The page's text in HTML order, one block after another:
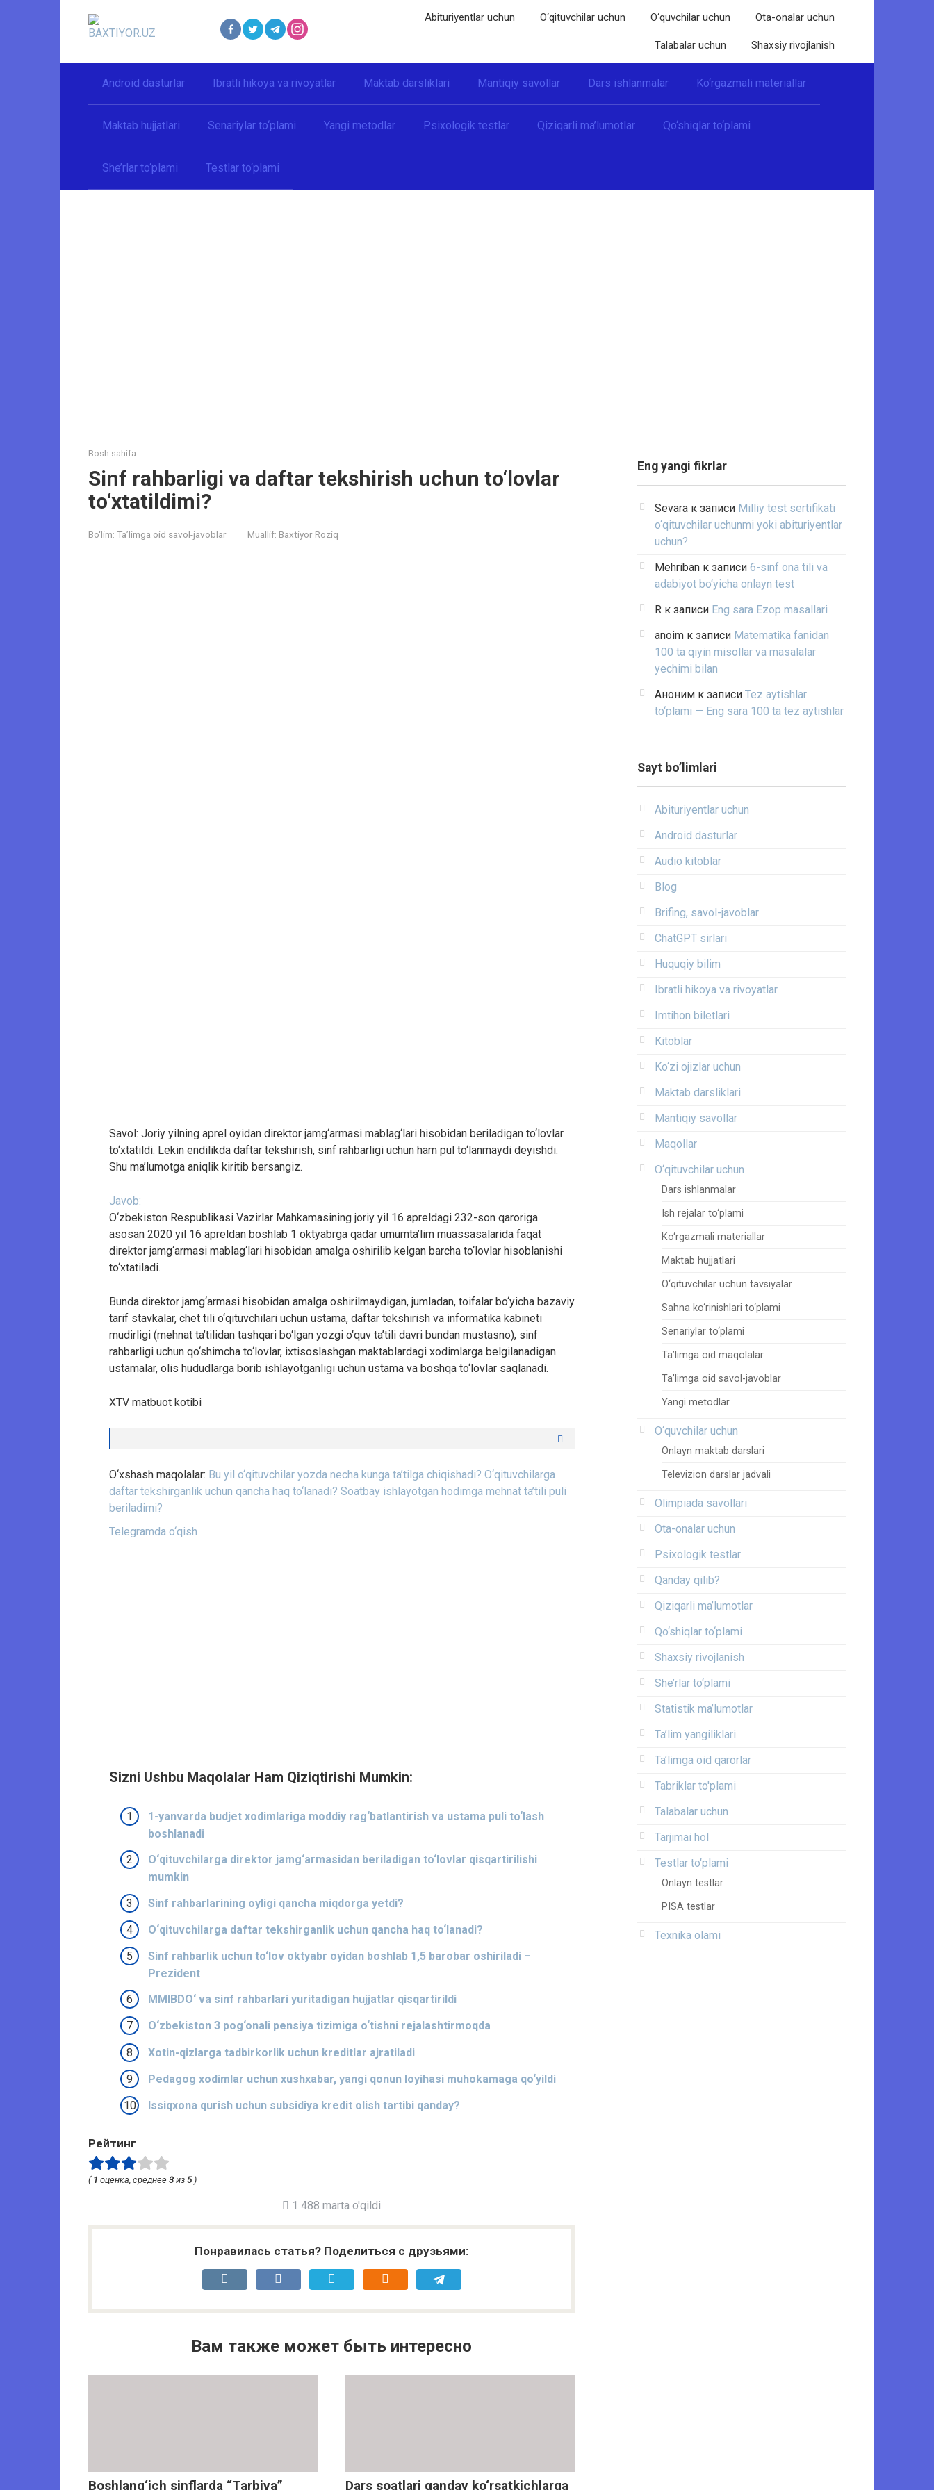
Abituriyentlar uchun O‘qituvchilar uchun O‘quvchilar uchun Ota-onalar uchun
Talabalar uchun Shaxsiy rivojlanish
Android dasturlar Ibratli hikoya va rivoyatlar Maktab darsliklari Mantiqiy savollar Dars ishlanmalar Ko‘rgazmali materiallar
Maktab hujjatlari Senariylar to‘plami Yangi metodlar Psixologik testlar Qiziqarli ma’lumotlar Qo‘shiqlar to‘plami
She’rlar to‘plami Testlar to‘plami
Bosh sahifa
Sinf rahbarligi va daftar tekshirish uchun to‘lovlar
to‘xtatildimi?
Bo‘lim: Ta’limga oid savol-javoblar Muallif: Baxtiyor Roziq
Savol: Joriy yilning aprel oyidan direktor jamg‘armasi mablag‘lari hisobidan beriladigan to‘lovlar
to‘xtatildi. Lekin endilikda daftar tekshirish, sinf rahbarligi uchun ham pul to‘lanmaydi deyishdi.
Shu ma’lumotga aniqlik kiritib bersangiz.
Javob:
O‘zbekiston Respublikasi Vazirlar Mahkamasining joriy yil 16 apreldagi 232-son qaroriga
asosan 2020 yil 16 apreldan boshlab 1 oktyabrga qadar umumta’lim muassasalarida faqat
direktor jamg‘armasi mablag‘lari hisobidan amalga oshirilib kelgan barcha to‘lovlar hisoblanishi
to‘xtatiladi.
Bunda direktor jamg‘armasi hisobidan amalga oshirilmaydigan, jumladan, toifalar bo‘yicha bazaviy
tarif stavkalar, chet tili o‘qituvchilari uchun ustama, daftar tekshirish va informatika kabineti
mudirligi (mehnat ta’tilidan tashqari bo‘lgan yozgi o‘quv ta’tili davri bundan mustasno), sinf
rahbarligi uchun qo‘shimcha to‘lovlar, ixtisoslashgan maktablardagi xodimlarga belgilanadigan
ustamalar, olis hududlarga borib ishlayotganligi uchun ustama va boshqa to‘lovlar saqlanadi.
XTV matbuot kotibi
O‘xshash maqolalar: Bu yil o‘qituvchilar yozda necha kunga ta’tilga chiqishadi? O‘qituvchilarga
daftar tekshirganlik uchun qancha haq to‘lanadi? Soatbay ishlayotgan hodimga mehnat ta’tili puli
beriladimi?
Telegramda o‘qish
Sizni Ushbu Maqolalar Ham Qiziqtirishi Mumkin:
1-yanvarda budjet xodimlariga moddiy rag‘batlantirish va ustama puli to‘lash
boshlanadi
O‘qituvchilarga direktor jamg‘armasidan beriladigan to‘lovlar qisqartirilishi
mumkin
Sinf rahbarlarining oyligi qancha miqdorga yetdi?
O‘qituvchilarga daftar tekshirganlik uchun qancha haq to‘lanadi?
Sinf rahbarlik uchun to‘lov oktyabr oyidan boshlab 1,5 barobar oshiriladi –
Prezident
MMIBDO‘ va sinf rahbarlari yuritadigan hujjatlar qisqartirildi
O‘zbekiston 3 pog‘onali pensiya tizimiga o‘tishni rejalashtirmoqda
Xotin-qizlarga tadbirkorlik uchun kreditlar ajratiladi
Pedagog xodimlar uchun xushxabar, yangi qonun loyihasi muhokamaga qo‘yildi
Issiqxona qurish uchun subsidiya kredit olish tartibi qanday?
Рейтинг
( 1 оценка, среднее 3 из 5)
1 488 marta o'qildi
Понравилась статья? Поделиться с друзьями:
Вам также может быть интересно
Boshlang‘ich sinflarda “Tarbiya” Dars soatlari qanday ko‘rsatkichlarga
Eng yangi fikrlar
Sevara к записи Milliy test sertifikati
o‘qituvchilar uchunmi yoki abituriyentlar
uchun?
Mehriban к записи 6-sinf ona tili va
adabiyot bo‘yicha onlayn test
R к записи Eng sara Ezop masallari
anoim к записи Matematika fanidan
100 ta qiyin misollar va masalalar
yechimi bilan
Аноним к записи Tez aytishlar
to‘plami — Eng sara 100 ta tez aytishlar
Sayt bo’limlari
Abituriyentlar uchun
Android dasturlar
Audio kitoblar
Blog
Brifing, savol-javoblar
ChatGPT sirlari
Huquqiy bilim
Ibratli hikoya va rivoyatlar
Imtihon biletlari
Kitoblar
Ko‘zi ojizlar uchun
Maktab darsliklari
Mantiqiy savollar
Maqollar
O‘qituvchilar uchun
Dars ishlanmalar
Ish rejalar to‘plami
Ko‘rgazmali materiallar
Maktab hujjatlari
O‘qituvchilar uchun tavsiyalar
Sahna ko‘rinishlari to‘plami
Senariylar to‘plami
Ta’limga oid maqolalar
Ta’limga oid savol-javoblar
Yangi metodlar
O‘quvchilar uchun
Onlayn maktab darslari
Televizion darslar jadvali
Olimpiada savollari
Ota-onalar uchun
Psixologik testlar
Qanday qilib?
Qiziqarli ma’lumotlar
Qo‘shiqlar to‘plami
Shaxsiy rivojlanish
She’rlar to‘plami
Statistik ma’lumotlar
Ta’lim yangiliklari
Ta’limga oid qarorlar
Tabriklar to'plami
Talabalar uchun
Tarjimai hol
Testlar to‘plami
Onlayn testlar
PISA testlar
Texnika olami